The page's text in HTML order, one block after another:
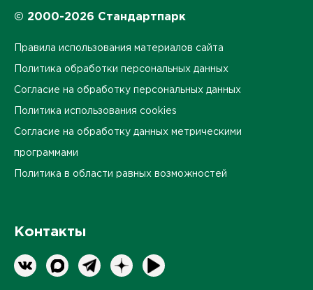
© 2000-2026 Стандартпарк
Правила использования материалов сайта
Политика обработки персональных данных
Согласие на обработку персональных данных
Политика использования cookies
Согласие на обработку данных метрическими
программами
Политика в области равных возможностей
Контакты